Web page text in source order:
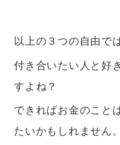
以上の３つの自由で
付き合いたい人と好
すよね？
できればお金のこと
たいかもしれません。